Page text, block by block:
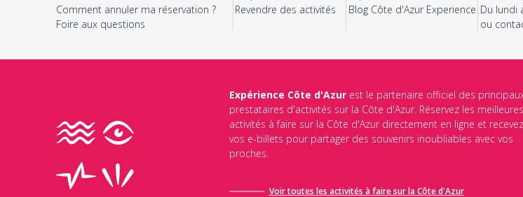
Comment annuler ma réservation ?
Foire aux questions
Revendre des activités
Blog Côte d'Azur Experience Du lundi
ou
Expérience Côte d'Azurest le partenaire officiel des
prestataires d'activités sur la Côte d'Azur. Réservez les meilleures
activités à faire sur la Côte d'Azur directement en ligne et recevez
vos e-billets pour partager des souvenirs inoubliables avec vos
proches.
Voir toutes les activités à faire sur la Côte d'Azur